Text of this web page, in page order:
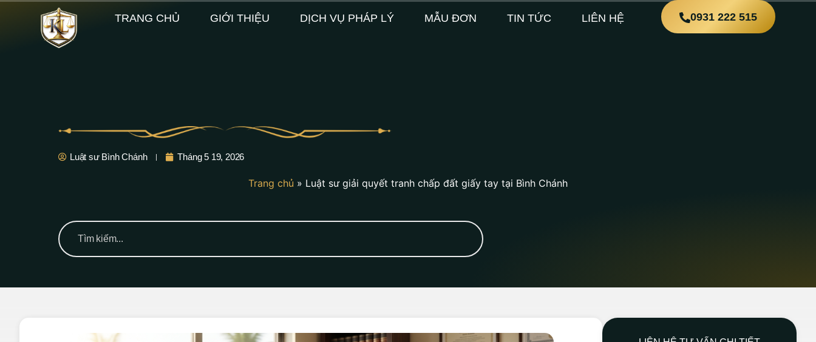
TRANG CHỦ GIỚI THIỆU DỊCH VỤ PHÁP LÝ MẪU ĐƠN TIN TỨC LIÊN HỆ 0931 222 515
Luật sư Bình Chánh Tháng 5 19, 2026
Trang chủ » Luật sư giải quyết tranh chấp đất giấy tay tại Bình Chánh